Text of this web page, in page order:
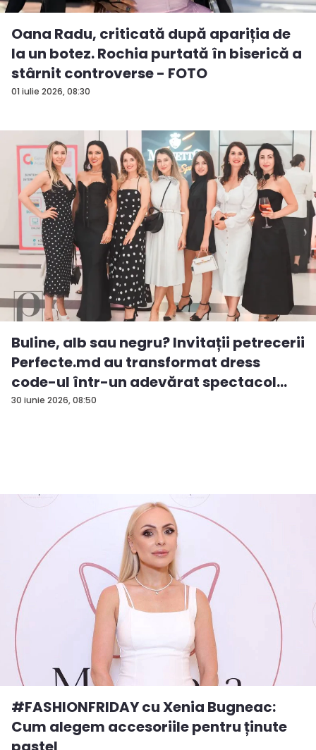
01 iulie 2026, 08:30
Oana Radu, criticată după apariția de
la un botez. Rochia purtată în biserică a
stârnit controverse - FOTO
30 iunie 2026, 08:50
Buline, alb sau negru? Invitații petrecerii
Perfecte.md au transformat dress
code-ul într-un adevărat spectacol
de...
#FASHIONFRIDAY cu Xenia Bugneac:
Cum alegem accesoriile pentru ținute